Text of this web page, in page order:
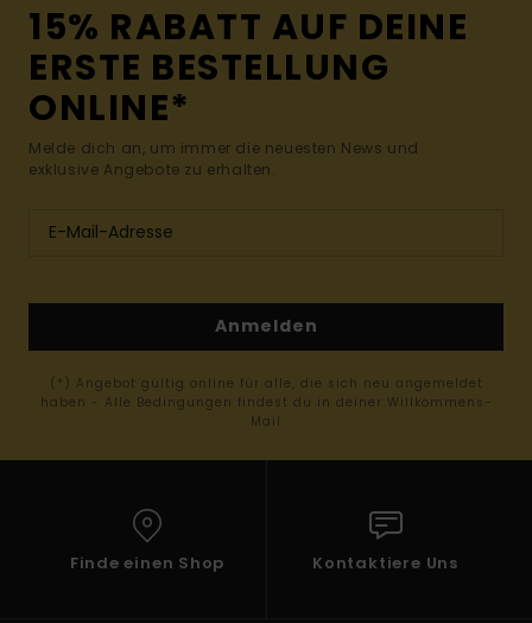
15% RABATT AUF DEINE
ERSTE BESTELLUNG
ONLINE*
Melde dich an, um immer die neuesten News und
exklusive Angebote zu erhalten.
Anmelden
(*) Angebot gültig online für alle, die sich neu angemeldet
haben - Alle Bedingungen findest du in deiner Willkommens-
Mail
Finde einen Shop Kontaktiere Uns